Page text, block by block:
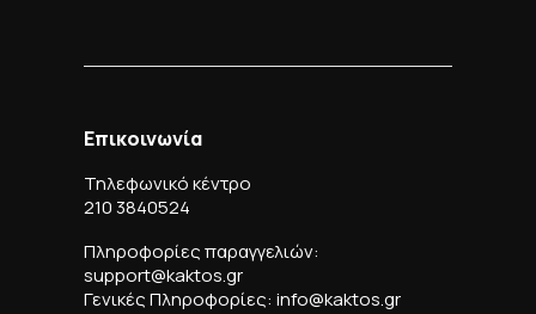
Επικοινωνία
Τηλεφωνικό κέντρο
210 3840524
Πληροφορίες παραγγελιών:
support@kaktos.gr
Γενικές Πληροφορίες: info@kaktos.gr